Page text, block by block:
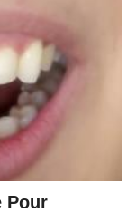
Pour